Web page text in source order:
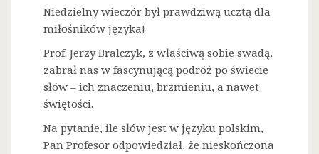
Niedzielny wieczór był prawdziwą ucztą dla
miłośników języka!
Prof. Jerzy Bralczyk, z właściwą sobie swadą,
zabrał nas w fascynującą podróż po świecie
słów – ich znaczeniu, brzmieniu, a nawet
świętości.
Na pytanie, ile słów jest w języku polskim,
Pan Profesor odpowiedział, że nieskończona